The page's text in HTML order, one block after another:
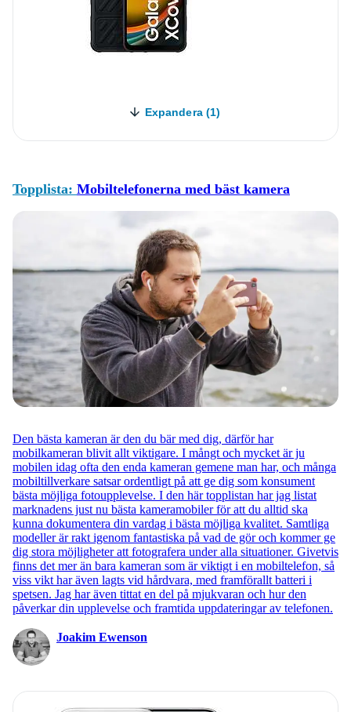
Expandera (1)
Topplista: Mobiltelefonerna med bäst kamera
Den bästa kameran är den du bär med dig, därför har
mobilkameran blivit allt viktigare. I mångt och mycket är ju
mobilen idag ofta den enda kameran gemene man har, och många
mobiltillverkare satsar ordentligt på att ge dig som konsument
bästa möjliga fotoupplevelse. I den här topplistan har jag listat
marknadens just nu bästa kameramobiler för att du alltid ska
kunna dokumentera din vardag i bästa möjliga kvalitet. Samtliga
modeller är rakt igenom fantastiska på vad de gör och kommer ge
dig stora möjligheter att fotografera under alla situationer. Givetvis
finns det mer än bara kameran som är viktigt i en mobiltelefon, så
viss vikt har även lagts vid hårdvara, med framförallt batteri i
spetsen. Jag har även tittat en del på mjukvaran och hur den
påverkar din upplevelse och framtida uppdateringar av telefonen.
Joakim Ewenson